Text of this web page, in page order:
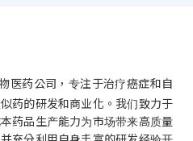
医药公司，专注于治疗癌症和自
药的研发和商业化。我们致力于
药品生产能力为市场带来高质量